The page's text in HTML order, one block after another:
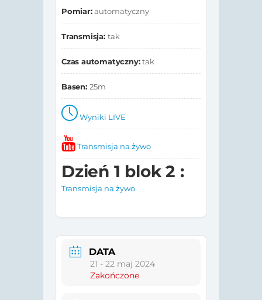
Pomiar:automatyczny
Transmisja: tak
Czas automatyczny:tak
Basen: 25m
Wyniki LIVE
Transmisja na żywo
Dzień 1 blok 2 :
Transmisja na żywo
DATA
21 - 22 maj 2024
Zakończone